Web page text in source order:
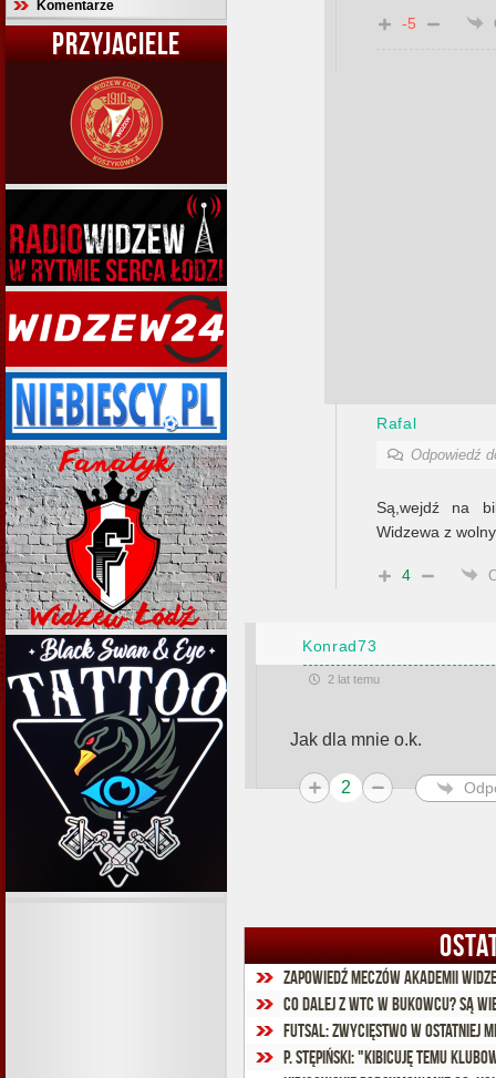
Komentarze
PRZYJACIELE
-5
Rafal
Odpowiedź
Są,wejdź na
Widzewa z
4
Konrad73
2 lat temu
Jak dla mnie o.k.
2
Zapowiedź meczów Akademii
Co dalej z WTC w Bukowcu? Są
Futsal: Zwycięstwo w ostatniej
P. Stępiński: "Kibicuję temu